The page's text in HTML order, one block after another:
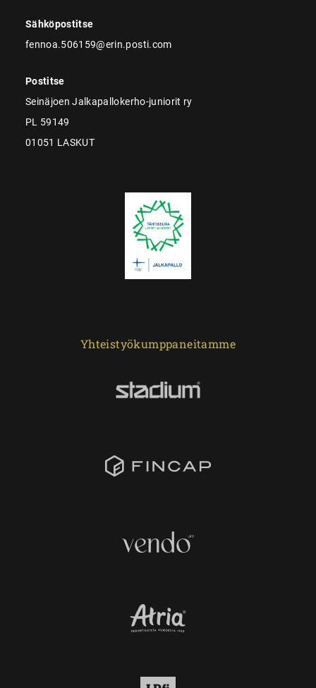
Sähköpostitse
fennoa.506159@erin.posti.com
Postitse
Seinäjoen Jalkapallokerho-juniorit ry
PL 59149
01051 LASKUT
Yhteistyökumppaneitamme